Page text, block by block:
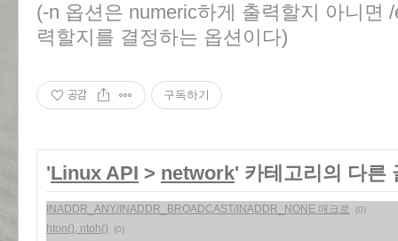
(-n 옵션은 numeric하게 출력할지 아니면
력할지를 결정하는 옵션이다)
공감 구독하기
'Linux API > network' 카테고리의 다른
INADDR_ANY/INADDR_BROADCAST/INADDR_NONE 매크로 (0)
hton(), ntoh() (0)